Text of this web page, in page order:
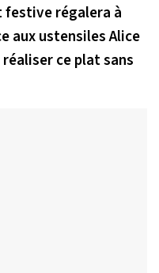
régalera à
aux ustensiles Alice
ce plat sans